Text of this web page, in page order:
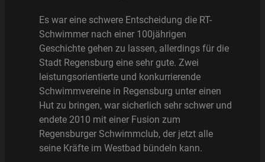
Es war eine schwere Entscheidung die RT-
Schwimmer nach einer 100jährigen
Geschichte gehen zu lassen, allerdings für die
Stadt Regensburg eine sehr gute. Zwei
leistungsorientierte und konkurrierende
Schwimmvereine in Regensburg unter einen
Hut zu bringen, war sicherlich sehr schwer und
endete 2010 mit einer Fusion zum
Regensburger Schwimmclub, der jetzt alle
seine Kräfte im Westbad bündeln kann.